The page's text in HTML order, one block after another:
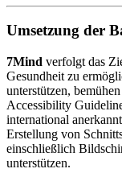
Umsetzung der
7Mind verfolgt das
Gesundheit zu
unterstützen,
Accessibility
international
Erstellung von
einschließlich
unterstützen.